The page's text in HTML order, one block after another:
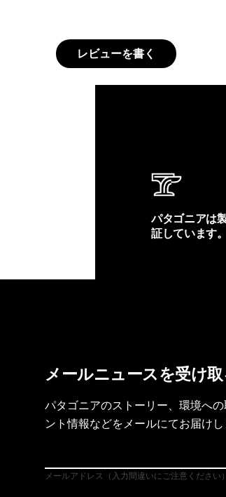
レビューを書く
パタゴニアは
証しています。
メールニュースを受け取
パタゴニアのストーリー、環境へ
ント情報などをメールにてお届けし
メールアドレス（入力間違いにご注意ください）